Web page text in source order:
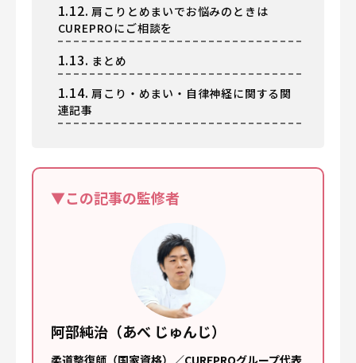
1.12. 肩こりとめまいでお悩みのときは
CUREPROにご相談を
1.13. まとめ
1.14. 肩こり・めまい・自律神経に関する関
連記事
▼この記事の監修者
阿部純治（あべ じゅんじ）